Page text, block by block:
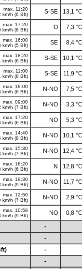
max. 11:20
km/h (6 Bft)
S-SE 13,1 °C
max. 17:20
km/h (6 Bft)
O 7,3 °C
max. 16:00
km/h (5 Bft)
SE 8,4 °C
max. 18:20
km/h (6 Bft)
S-SE 10,1 °C
max. 11:00
km/h (8 Bft)
S-SE 11,9 °C
max. 18:00
km/h (6 Bft)
N-NO 7,5 °C
max. 09:00
km/h (7 Bft)
N-NO 3,3 °C
max. 17:20
km/h (6 Bft)
NO 5,3 °C
max. 14:40
km/h (8 Bft)
N-NO 10,1 °C
max. 15:30
km/h (7 Bft)
N-NO 12,4 °C
max. 16:20
km/h (6 Bft)
N 12,8 °C
max. 19:30
km/h (9 Bft)
N-NO 11,7 °C
max. 12:50
km/h (7 Bft)
N-NO 2,9 °C
max. 10:58
km/h (9 Bft)
NO 0,8 °C
-
-
-
-